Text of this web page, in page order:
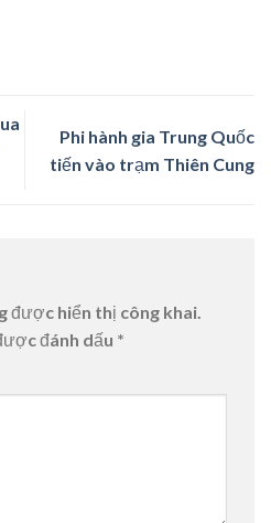
Phi hành gia Trung Quốc
tiến vào trạm Thiên Cung
được hiển thị công khai.
đánh dấu *